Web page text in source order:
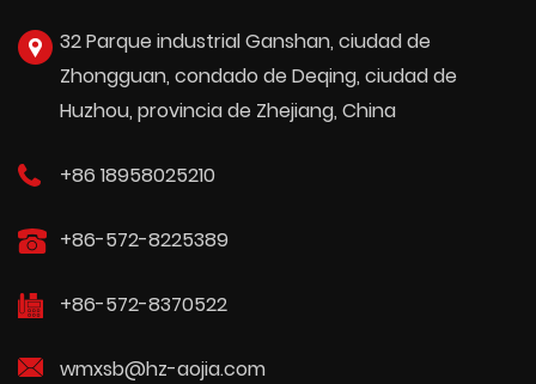
32 Parque industrial Ganshan, ciudad de
Zhongguan, condado de Deqing, ciudad de
Huzhou, provincia de Zhejiang, China
+86 18958025210
+86-572-8225389
+86-572-8370522
wmxsb@hz-aojia.com